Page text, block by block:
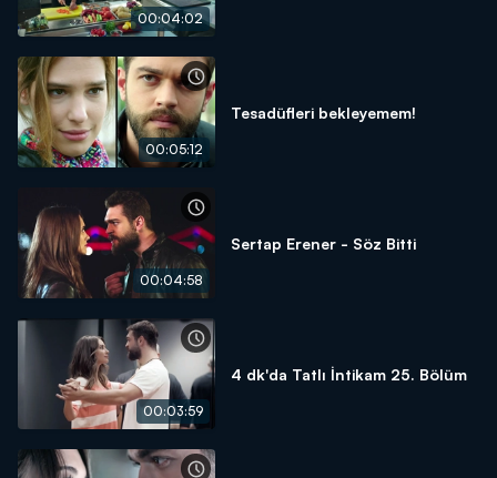
00:04:02
00:05:12
Tesadüfleri bekleyemem!
00:04:58
Sertap Erener - Söz Bitti
00:03:59
4 dk'da Tatlı İntikam 25. Bölüm